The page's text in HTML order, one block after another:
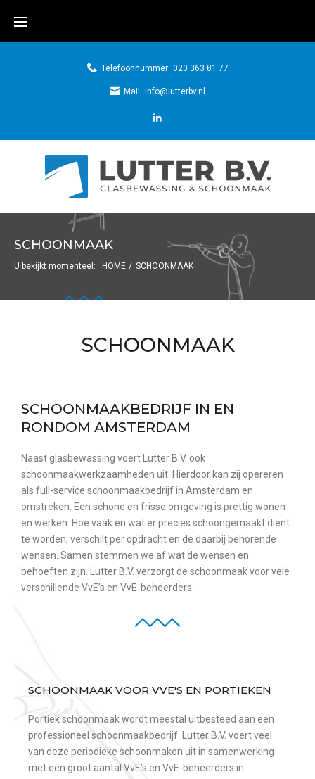
Telefoonnummer: 020 363 81 77
Mail: info@lutterbv.nl
SCHOONMAAK
U bekijkt momenteel: HOME / SCHOONMAAK
SCHOONMAAK
SCHOONMAAKBEDRIJF IN EN
RONDOM AMSTERDAM
Naast glasbewassing voert Lutter B.V. ook
schoonmaakwerkzaamheden uit. Hierdoor kan zij opereren
als full-service schoonmaakbedrijf in Amsterdam en
omstreken. Een schone en frisse omgeving is prettig wonen
en werken. Hoe vaak en wat er precies schoongemaakt dient
te worden, verschilt per opdracht en de daarbij behorende
wensen. Samen stemmen we af wat de wensen en
behoeften zijn. Lutter B.V. verzorgt de schoonmaak voor vele
verschillende VvE’s en VvE-beheerders.
SCHOONMAAK VOOR VVE'S EN PORTIEKEN
Portiek schoonmaak wordt meestal uitbesteed aan een
professioneel schoonmaakbedrijf. Lutter B.V. voert veel
van deze periodieke schoonmaken uit in samenwerking
met een groot aantal VvE’s en VvE-beheerders in